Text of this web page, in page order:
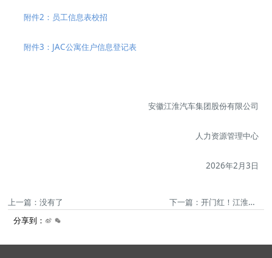
附件2：员工信息表校招
附件3：JAC公寓住户信息登记表
安徽江淮汽车集团股份有限公司
人力资源管理中心
2026年2月3日
上一篇：没有了
下一篇：开门红！江淮1卡斩获大单，携手天中麦客开启共生创富年！
分享到：